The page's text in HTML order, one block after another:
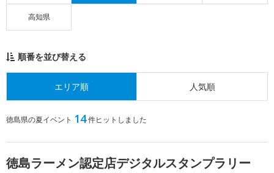
高知県
順番を並び替える
エリア順 人気順
徳島県の夏イベント 14件ヒットしました
徳島ラーメン認定店デジタルスタンプラリー